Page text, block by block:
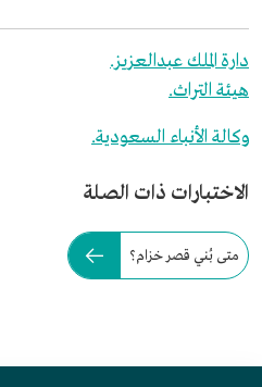
دارة الملك عبدالعزيز.
هيئة التراث.
وكالة الأنباء السعودية.
الاختبارات ذات الصلة
متى بُني قصر خزام؟